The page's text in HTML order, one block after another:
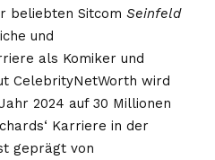
beliebten Sitcom Seinfeld
und
als Komiker und
CelebrityNetWorth wird
2024 auf 30 Millionen
Karriere in der
geprägt von